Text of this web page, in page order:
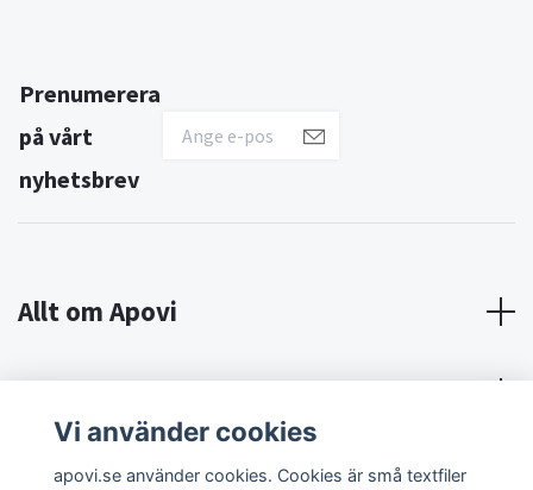
Prenumerera
på vårt
nyhetsbrev
Allt om Apovi
Om Apovi
Sociala medier
Vi använder cookies
apovi.se använder cookies. Cookies är små textfiler